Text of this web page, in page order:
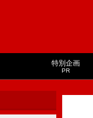
特別企画
PR